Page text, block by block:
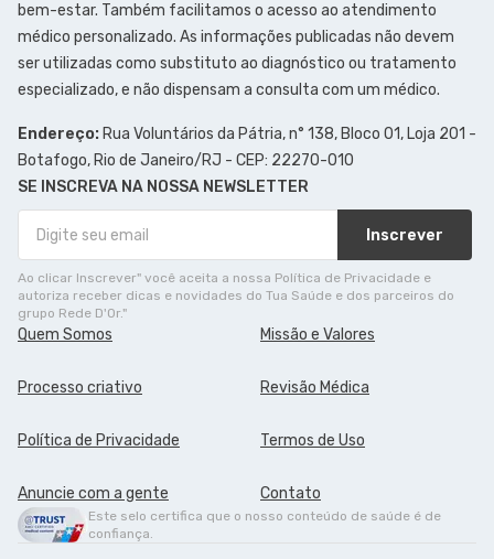
bem-estar. Também facilitamos o acesso ao atendimento
médico personalizado. As informações publicadas não devem
ser utilizadas como substituto ao diagnóstico ou tratamento
especializado, e não dispensam a consulta com um médico.
Endereço: Rua Voluntários da Pátria, n° 138, Bloco 01, Loja 201 -
Botafogo, Rio de Janeiro/RJ - CEP: 22270-010
SE INSCREVA NA NOSSA NEWSLETTER
Inscrever
Ao clicar Inscrever" você aceita a nossa Política de Privacidade e
autoriza receber dicas e novidades do Tua Saúde e dos parceiros do
grupo Rede D'Or."
Quem Somos Missão e Valores
Processo criativo Revisão Médica
Política de Privacidade Termos de Uso
Anuncie com a gente Contato
Este selo certifica que o nosso conteúdo de saúde é de
confiança.